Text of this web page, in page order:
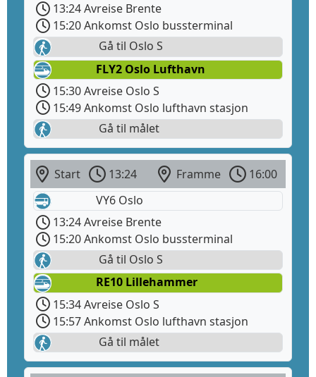
13:24 Avreise Brente
15:20 Ankomst Oslo bussterminal
Gå til Oslo S
FLY2 Oslo Lufthavn
15:30 Avreise Oslo S
15:49 Ankomst Oslo lufthavn stasjon
Gå til målet
Start 13:24 Framme
16:00
VY6 Oslo
13:24 Avreise Brente
15:20 Ankomst Oslo bussterminal
Gå til Oslo S
RE10 Lillehammer
15:34 Avreise Oslo S
15:57 Ankomst Oslo lufthavn stasjon
Gå til målet